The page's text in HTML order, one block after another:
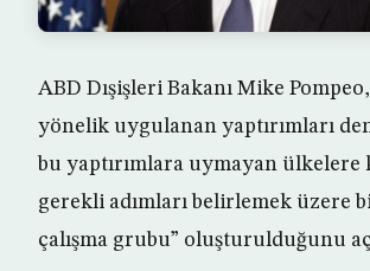
ABD Dışişleri Bakanı Mike
yönelik uygulanan yaptırımları
bu yaptırımlara uymayan ülkelere
gerekli adımları belirlemek üzere
çalışma grubu” oluşturulduğunu